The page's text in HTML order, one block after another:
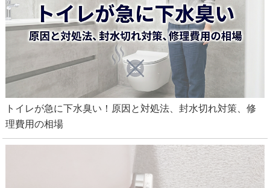
トイレが急に下水臭い！原因と対処法、封水切れ対策、修
理費用の相場